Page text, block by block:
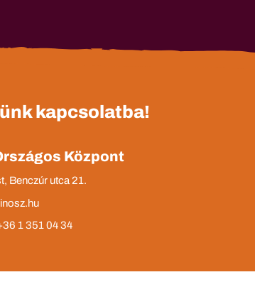
kapcsolatba!
Központ
Benczúr utca 21.
1 351 04 34